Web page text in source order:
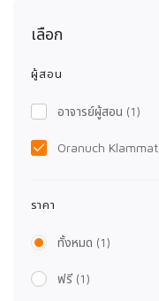
เลือก
ผู้สอน
อาจารย์ผู้สอน (1)
Oranuch Klammat
ราคา
ทั้งหมด (1)
ฟรี (1)